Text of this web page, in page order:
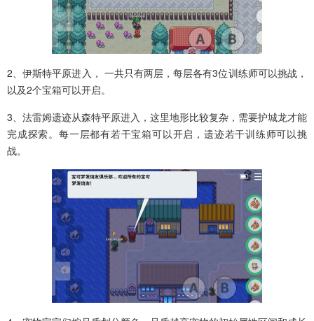
2、伊斯特平原进入， 一共只有两层，每层各有3位训练师可以挑战，
以及2个宝箱可以开启。
3、法雷姆遗迹从森特平原进入，这里地形比较复杂，需要护城龙才能
完成探索。每一层都有若干宝箱可以开启，遗迹若干训练师可以挑
战。